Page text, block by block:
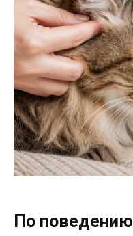
По поведению